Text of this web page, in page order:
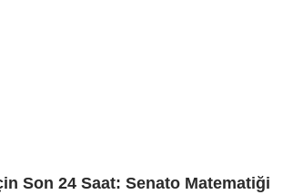
Son 24 Saat: Senato Matematiği